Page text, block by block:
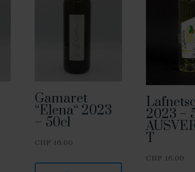
Gamaret
“Elena“ 2023
– 50cl
CHF 16.00
2023 –
T
CHF 16.00